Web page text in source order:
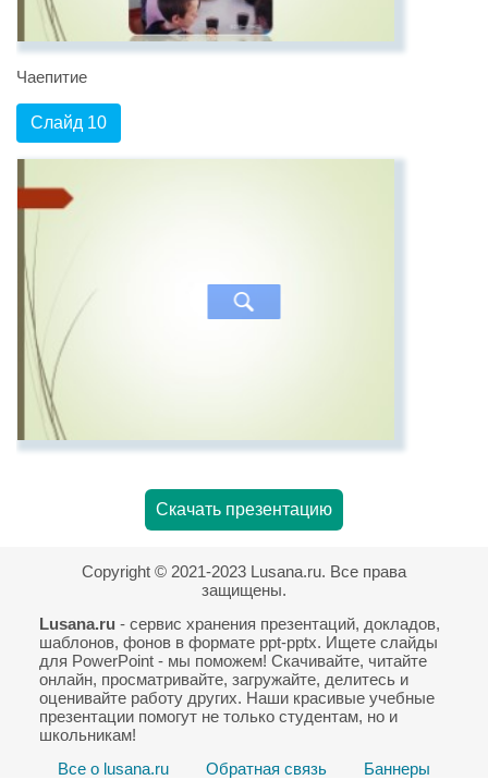
Чаепитие
Слайд 10
Скачать презентацию
Copyright © 2021-2023 Lusana.ru. Все права
защищены.
Lusana.ru - сервис хранения презентаций, докладов,
шаблонов, фонов в формате ppt-pptx. Ищете слайды
для PowerPoint - мы поможем! Скачивайте, читайте
онлайн, просматривайте, загружайте, делитесь и
оценивайте работу других. Наши красивые учебные
презентации помогут не только студентам, но и
школьникам!
Все о lusana.ru
Обратная связь Баннеры